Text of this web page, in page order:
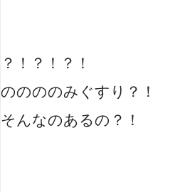
？！？！？！
ののののみぐすり？！
そんなのあるの？！